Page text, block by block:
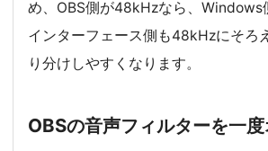
め、OBS側が48kHzなら、Windows
インターフェース側も48kHzにそろ
り分けしやすくなります。
OBSの音声フィルターを一